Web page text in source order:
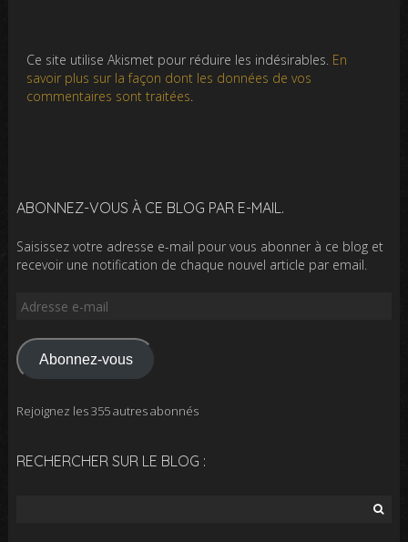
Ce site utilise Akismet pour réduire les indésirables. En
savoir plus sur la façon dont les données de vos
commentaires sont traitées.
ABONNEZ-VOUS À CE BLOG PAR E-MAIL.
Saisissez votre adresse e-mail pour vous abonner à ce blog et
recevoir une notification de chaque nouvel article par email.
Adresse
mail
Abonnez-vous
Rejoignez les 355 autres abonnés
RECHERCHER SUR LE BLOG :